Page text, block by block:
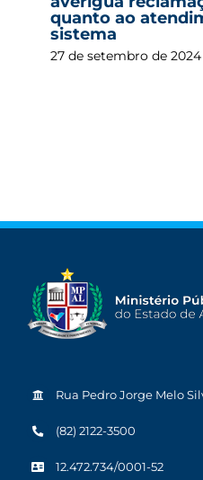
quanto ao
sistema
27 de setembro de 2024
Rua Pedro Jorge Melo
(82) 2122-3500
12.472.734/0001-52